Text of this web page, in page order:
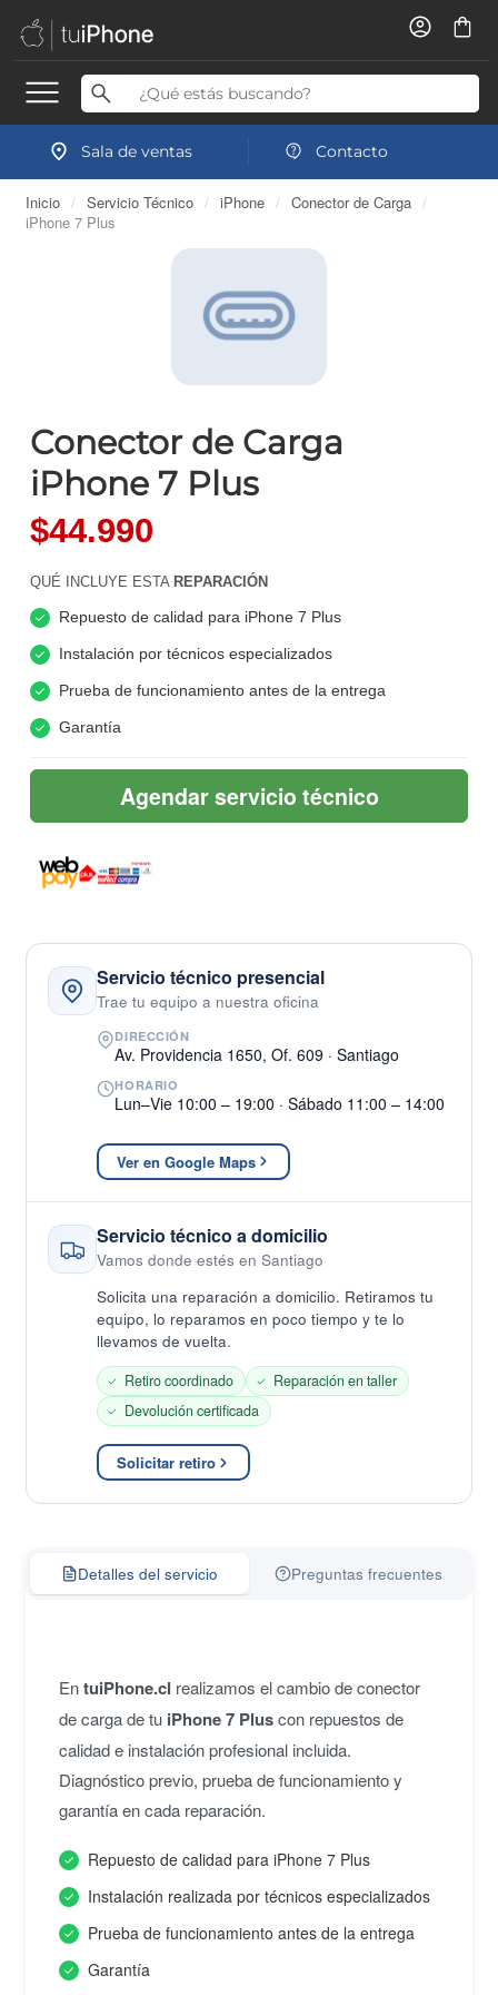
Sala de ventas Contacto
Inicio / Servicio Técnico / iPhone / Conector de Carga /
iPhone 7 Plus
Conector de Carga
iPhone 7 Plus
$44.990
QUÉ INCLUYE ESTA REPARACIÓN
Repuesto de calidad para iPhone 7 Plus
Instalación por técnicos especializados
Prueba de funcionamiento antes de la entrega
Garantía
Agendar servicio técnico
Servicio técnico presencial
Trae tu equipo a nuestra oficina
DIRECCIÓN
Av. Providencia 1650, Of. 609 · Santiago
HORARIO
Lun–Vie 10:00 – 19:00 · Sábado 11:00 – 14:00
Ver en Google Maps
Servicio técnico a domicilio
Vamos donde estés en Santiago
Solicita una reparación a domicilio. Retiramos tu
equipo, lo reparamos en poco tiempo y te lo
llevamos de vuelta.
Retiro coordinado
Reparación en taller
Devolución certificada
Solicitar retiro
Detalles del servicio Preguntas frecuentes
EntuiPhone.cl realizamos el cambio de conector
de carga de tu iPhone 7 Pluscon repuestos de
calidad e instalación profesional incluida.
Diagnóstico previo, prueba de funcionamiento y
garantía en cada reparación.
Repuesto de calidad para iPhone 7 Plus
Instalación realizada por técnicos especializados
Prueba de funcionamiento antes de la entrega
Garantía